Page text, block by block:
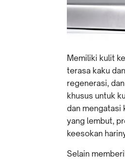
Memiliki kulit
terasa kaku
regenerasi,
khusus untuk
dan mengatasi
yang lembut,
keesokan
Selain